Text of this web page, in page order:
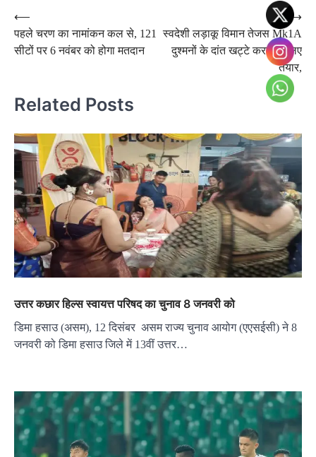
Post
navigation
⟵
पहले चरण का नामांकन कल से, 121
सीटों पर 6 नवंबर को होगा मतदान
स्वदेशी लड़ाकू विमान तेजस Mk1A
दुश्मनों के दांत खट्टे करने के लिए
तैयार,
⟶
Related Posts
उत्तर कछार हिल्स स्वायत्त परिषद का चुनाव 8 जनवरी को
डिमा हसाउ (असम), 12 दिसंबर असम राज्य चुनाव आयोग (एएसईसी) ने 8
जनवरी को डिमा हसाउ जिले में 13वीं उत्तर…